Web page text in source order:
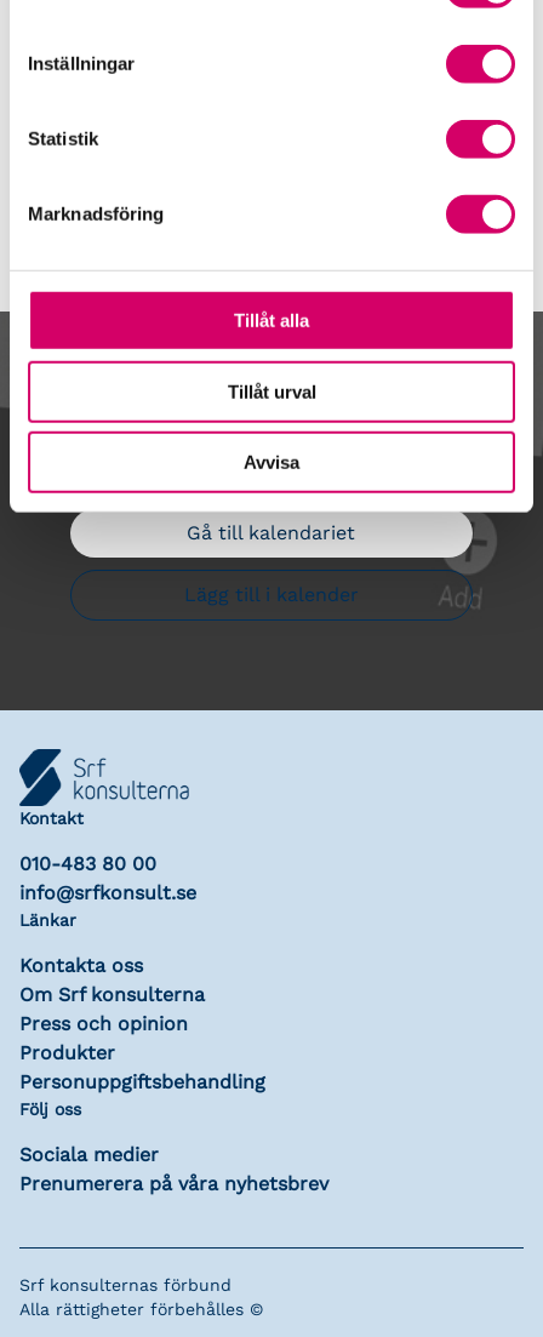
Inställningar
Statistik
Marknadsföring
Tillåt alla
Tillåt urval
Avvisa
Validera lönekurser – för utbildningsleverantörer
Våra event och temadagar
Kalendarium
Gå till kalendariet
Lägg till i kalender
Kontakt
010-483 80 00
info@srfkonsult.se
Länkar
Kontakta oss
Om Srf konsulterna
Press och opinion
Produkter
Personuppgiftsbehandling
Följ oss
Sociala medier
Prenumerera på våra nyhetsbrev
Srf konsulternas förbund
Alla rättigheter förbehålles ©